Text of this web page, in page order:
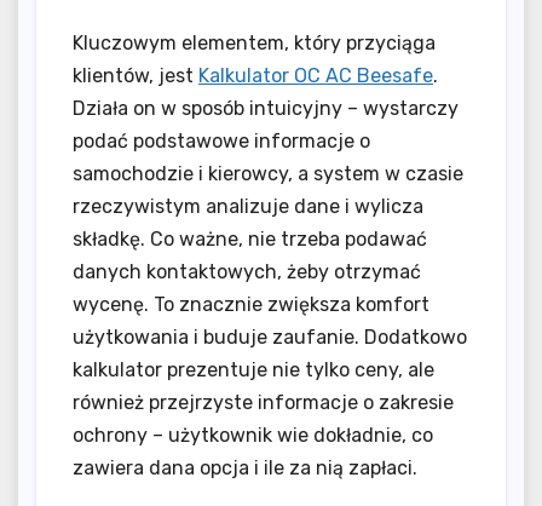
Kluczowym elementem, który przyciąga
klientów, jest Kalkulator OC AC Beesafe.
Działa on w sposób intuicyjny – wystarczy
podać podstawowe informacje o
samochodzie i kierowcy, a system w czasie
rzeczywistym analizuje dane i wylicza
składkę. Co ważne, nie trzeba podawać
danych kontaktowych, żeby otrzymać
wycenę. To znacznie zwiększa komfort
użytkowania i buduje zaufanie. Dodatkowo
kalkulator prezentuje nie tylko ceny, ale
również przejrzyste informacje o zakresie
ochrony – użytkownik wie dokładnie, co
zawiera dana opcja i ile za nią zapłaci.